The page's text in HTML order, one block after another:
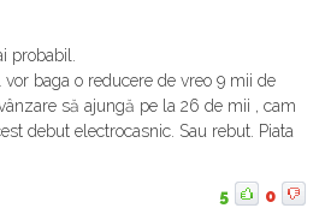
probabil.
baga o reducere de vreo 9 mii de
să ajungă pe la 26 de mii , cam
debut electrocasnic. Sau rebut. Piata
5 0